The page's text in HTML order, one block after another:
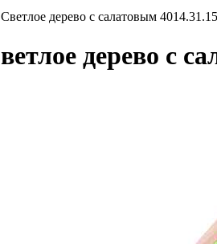
дерево с салатовым
дерево с